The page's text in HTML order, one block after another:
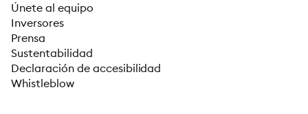
Únete al equipo
Inversores
Prensa
Sustentabilidad
Declaración de accesibilidad
Whistleblow